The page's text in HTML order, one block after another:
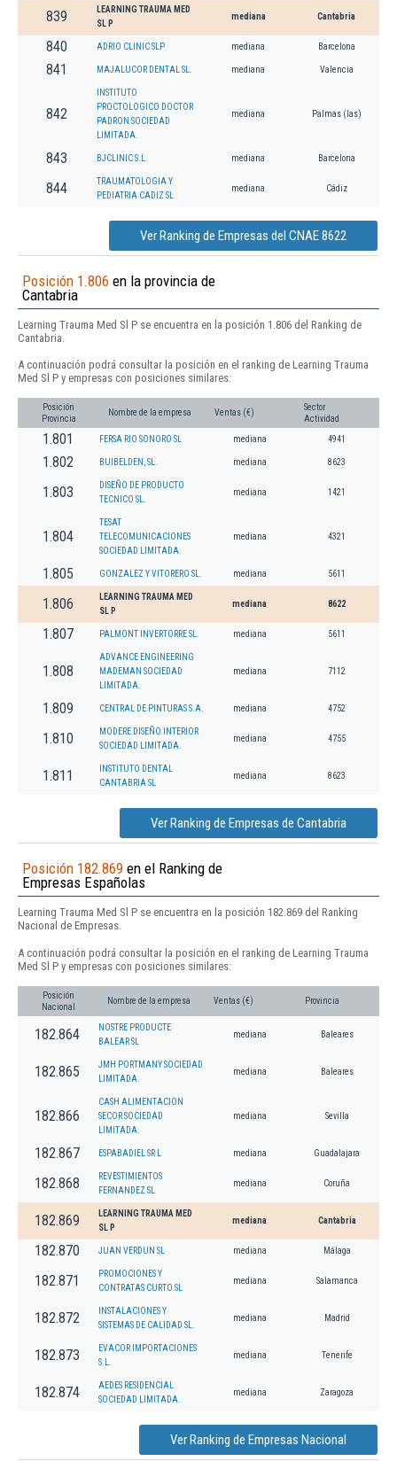
839
LEARNING TRAUMA MED
SL P
mediana Cantabria
840 ADRIO CLINIC SLP mediana Barcelona
841 MAJALUCOR DENTAL SL. mediana Valencia
842
INSTITUTO
PROCTOLOGICO DOCTOR
PADRON SOCIEDAD
LIMITADA.
mediana Palmas (las)
843 BJCLINIC S.L. mediana Barcelona
844
TRAUMATOLOGIA Y
PEDIATRIA CADIZ SL
mediana Cádiz
Ver Ranking de Empresas del CNAE 8622
Posición 1.806 en la provincia de
Cantabria
Learning Trauma Med Sl P se encuentra en la posición 1.806 del Ranking de
Cantabria.
A continuación podrá consultar la posición en el ranking de Learning Trauma
Med Sl P y empresas con posiciones similares:
Posición
Provincia
Nombre de la empresa Ventas (€)
Sector
Actividad
1.801 FERSA RIO SONORO SL mediana 4941
1.802 BUIBELDEN, SL. mediana 8623
1.803
DISEÑO DE PRODUCTO
TECNICO SL.
mediana 1421
1.804
TESAT
TELECOMUNICACIONES
SOCIEDAD LIMITADA.
mediana 4321
1.805 GONZALEZ Y VITORERO SL. mediana 5611
1.806
LEARNING TRAUMA MED
SL P
mediana 8622
1.807 PALMONT INVERTORRE SL. mediana 5611
1.808
ADVANCE ENGINEERING
MADEMAN SOCIEDAD
LIMITADA.
mediana 7112
1.809 CENTRAL DE PINTURAS S.A. mediana 4752
1.810
MODERE DISEÑO INTERIOR
SOCIEDAD LIMITADA.
mediana 4755
1.811
INSTITUTO DENTAL
CANTABRIA SL
mediana 8623
Ver Ranking de Empresas de Cantabria
Posición 182.869 en el Ranking de
Empresas Españolas
Learning Trauma Med Sl P se encuentra en la posición 182.869 del Ranking
Nacional de Empresas.
A continuación podrá consultar la posición en el ranking de Learning Trauma
Med Sl P y empresas con posiciones similares:
Posición
Nacional
Nombre de la empresa Ventas (€) Provincia
182.864
NOSTRE PRODUCTE
BALEAR SL
mediana Baleares
182.865
JMH PORTMANY SOCIEDAD
LIMITADA.
mediana Baleares
182.866
CASH ALIMENTACION
SECOR SOCIEDAD
LIMITADA.
mediana Sevilla
182.867 ESPABADIEL SR L mediana Guadalajara
182.868
REVESTIMIENTOS
FERNANDEZ SL
mediana Coruña
182.869
LEARNING TRAUMA MED
SL P
mediana Cantabria
182.870 JUAN VERDUN SL mediana Málaga
182.871
PROMOCIONES Y
CONTRATAS CURTO SL
mediana Salamanca
182.872
INSTALACIONES Y
SISTEMAS DE CALIDAD SL.
mediana Madrid
182.873
EVACOR IMPORTACIONES
S.L.
mediana Tenerife
182.874
AEDES RESIDENCIAL
SOCIEDAD LIMITADA.
mediana Zaragoza
Ver Ranking de Empresas Nacional